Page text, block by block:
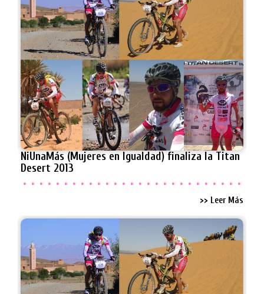
NiUnaMás (Mujeres en Igualdad) finaliza la Titan
Desert 2013
>> Leer Más